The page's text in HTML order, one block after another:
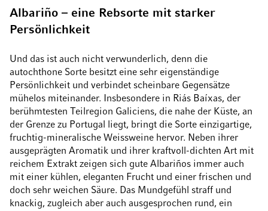
Albariño – eine Rebsorte mit starker
Persönlichkeit
Und das ist auch nicht verwunderlich, denn die
autochthone Sorte besitzt eine sehr eigenständige
Persönlichkeit und verbindet scheinbare Gegensätze
mühelos miteinander. Insbesondere in Riás Baíxas, der
berühmtesten Teilregion Galiciens, die nahe der Küste, an
der Grenze zu Portugal liegt, bringt die Sorte einzigartige,
fruchtig-mineralische Weissweine hervor. Neben ihrer
ausgeprägten Aromatik und ihrer kraftvoll-dichten Art mit
reichem Extrakt zeigen sich gute Albariños immer auch
mit einer kühlen, eleganten Frucht und einer frischen und
doch sehr weichen Säure. Das Mundgefühl straff und
knackig, zugleich aber auch ausgesprochen rund, ein